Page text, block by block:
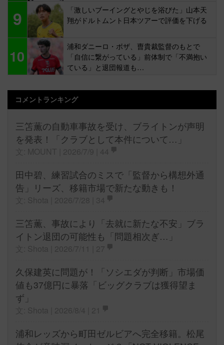
9
「激しいブーイングとやじを浴びた」山本天
翔がドルトムント日本ツアーで評価を下げる
10
浦和ダニーロ・ボザ、曺貴裁監督のもとで
「自信に繋がっている」前体制で「不満抱い
ている」と退団報道も…
コメントランキング
三笘薫の自動車事故を受け、ブライトンが声明
を発表！「クラブとして本件について…」
田中碧、練習試合のミスで「監督から構想外通
告」リーズ、移籍市場で新たな動きも！
三笘薫、事故により「去就に新たな不安」ブラ
イトン退団の可能性も「問題相次ぎ…」
久保建英に問題が！「ソシエダが判断」市場価
値も37億円に暴落「ビッグクラブは獲得望ま
ず」
浦和レッズから町田ゼルビアへ完全移籍。松尾